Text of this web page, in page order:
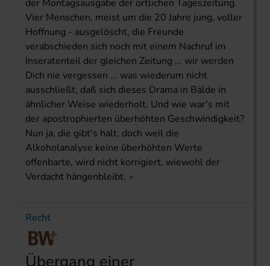
der Montagsausgabe der örtlichen Tageszeitung.
Vier Menschen, meist um die 20 Jahre jung, voller
Hoffnung - ausgelöscht, die Freunde
verabschieden sich noch mit einem Nachruf im
Inseratenteil der gleichen Zeitung ... wir werden
Dich nie vergessen ... was wiederum nicht
ausschließt, daß sich dieses Drama in Bälde in
ähnlicher Weise wiederholt. Und wie war's mit
der apostrophierten überhöhten Geschwindigkeit?
Nun ja, die gibt's halt, doch weil die
Alkoholanalyse keine überhöhten Werte
offenbarte, wird nicht korrigiert, wiewohl der
Verdacht hängenbleibt.
Recht
Übergang einer